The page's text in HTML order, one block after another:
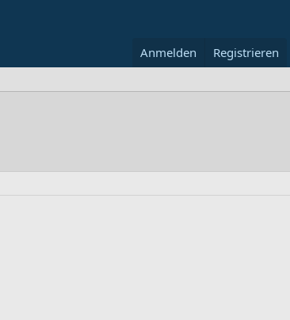
Anmelden Registrieren